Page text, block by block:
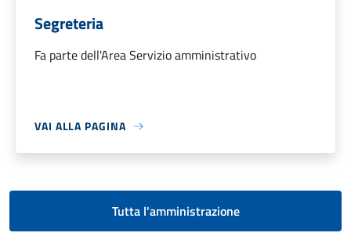
Segreteria
Fa parte dell'Area Servizio amministrativo
VAI ALLA PAGINA
Tutta l'amministrazione